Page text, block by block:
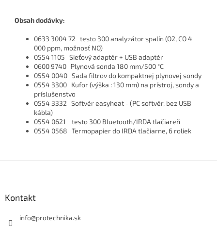
Obsah dodávky:
0633 3004 72 testo 300 analyzátor spalín (O2, CO 4
000 ppm, možnosť NO)
0554 1105 Sieťový adaptér + USB adaptér
0600 9740 Plynová sonda 180 mm/500 °C
0554 0040 Sada filtrov do kompaktnej plynovej sondy
0554 3300 Kufor (výška : 130 mm) na prístroj, sondy a
príslušenstvo
0554 3332 Softvér easyheat - (PC softvér, bez USB
kábla)
0554 0621 testo 300 Bluetooth/IRDA tlačiareň
0554 0568 Termopapier do IRDA tlačiarne, 6 roliek
Kontakt
info@protechnika.sk